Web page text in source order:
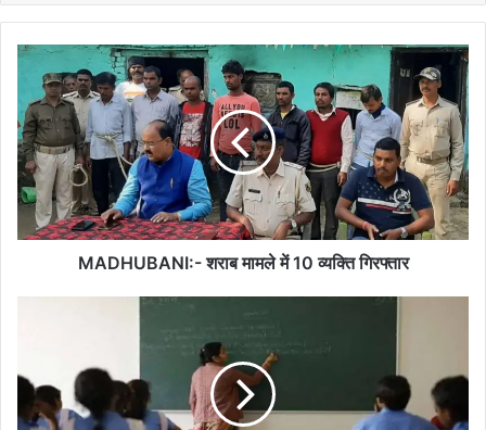
MADHUBANI:-
मामले
में
10
व्यक्ति
गिरफ्तार
MADHUBANI:- शराब मामले में 10 व्यक्ति गिरफ्तार
के
शिक्षक
नियोजन